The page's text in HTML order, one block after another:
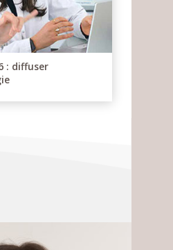
: diffuser